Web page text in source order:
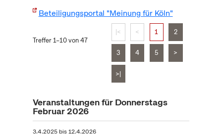
Beteiligungsportal "Meinung für Köln"
Treffer 1–10 von 47
|< < 1 2
3 4 5 >
>|
Veranstaltungen für Donnerstags
Februar 2026
3.4.2025bis12.4.2026